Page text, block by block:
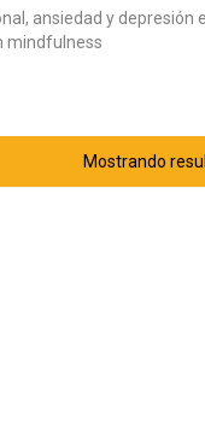
ansiedad y
mindfulness
Mostrando